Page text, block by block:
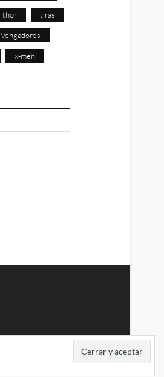
thor tiras
Vengadores
x-men